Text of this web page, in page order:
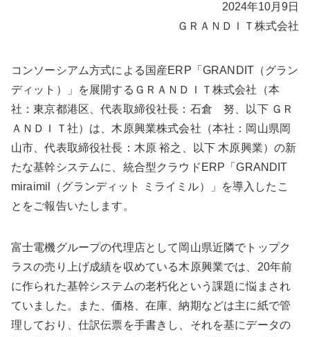
2024年10月9日
ＧＲＡＮＤＩＴ株式会社
コンソーシアム方式による国産ERP「GRANDIT（グラン
ディット）」を展開するＧＲＡＮＤＩＴ株式会社（本
社：東京都港区、代表取締役社長：石倉 努、以下 ＧＲ
ＡＮＤＩＴ社）は、木原興業株式会社（本社：岡山県岡
山市、代表取締役社長：木原 裕之、以下 木原興業）の新
たな基幹システムに、統合型クラウドERP「GRANDIT
miraimil（グランディット ミライミル）」を導入したこ
とをご報告いたします。
富士電機グループの代理店として岡山県近隣でトップク
ラスの売り上げ成績を収めている木原興業では、20年前
に作られた基幹システムの老朽化という課題に悩まされ
ていました。また、価格、在庫、納期などは主に紙で管
理しており、仕訳伝票を手書きし、それを基にデータの